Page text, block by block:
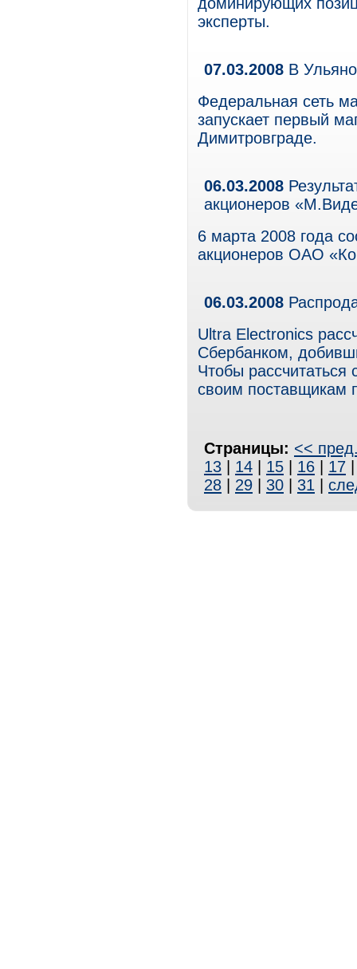
эксперты.
07.03.2008 В
Федеральная сеть
запускает первый
Димитровграде.
06.03.2008
акционеров
6 марта 2008 года
акционеров ОАО
06.03.2008
Ultra Electronics
Сбербанком,
Чтобы
своим поставщикам
Страницы: <<
13
14 15 16 17
28
29 30 31